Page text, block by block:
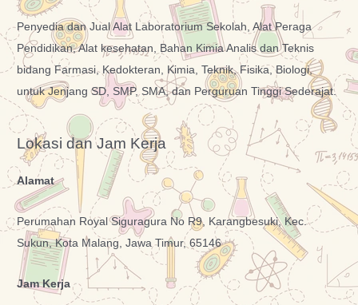
Penyedia dan Jual Alat Laboratorium Sekolah, Alat Peraga
Pendidikan, Alat kesehatan, Bahan Kimia Analis dan Teknis
bidang Farmasi, Kedokteran, Kimia, Teknik, Fisika, Biologi,
untuk Jenjang SD, SMP, SMA, dan Perguruan Tinggi Sederajat.
Lokasi dan Jam Kerja
Alamat
Perumahan Royal Siguragura No R9, Karangbesuki, Kec.
Sukun, Kota Malang, Jawa Timur, 65146
Jam Kerja